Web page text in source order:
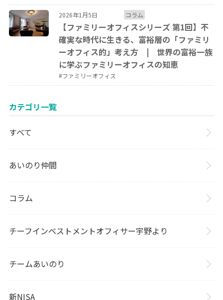
2026年1月5日 コラム
【ファミリーオフィスシリーズ 第1回】不
確実な時代に生きる、富裕層の「ファミリ
ーオフィス的」考え方 | 世界の富裕一族
に学ぶファミリーオフィスの知恵
#ファミリーオフィス
カテゴリ一覧
すべて
あいのり仲間
コラム
チーフインベストメントオフィサー宇野より
チームあいのり
新NISA